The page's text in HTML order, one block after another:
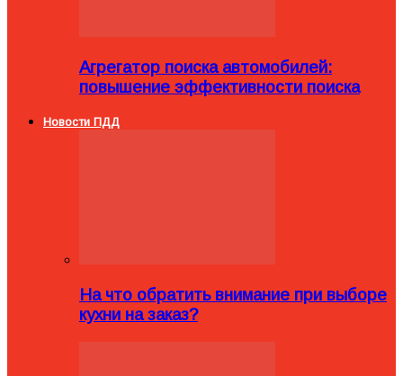
Агрегатор поиска автомобилей:
повышение эффективности поиска
Новости ПДД
На что обратить внимание при выборе
кухни на заказ?